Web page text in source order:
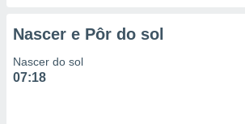
Nascer e Pôr do sol
Nascer do sol
07:18